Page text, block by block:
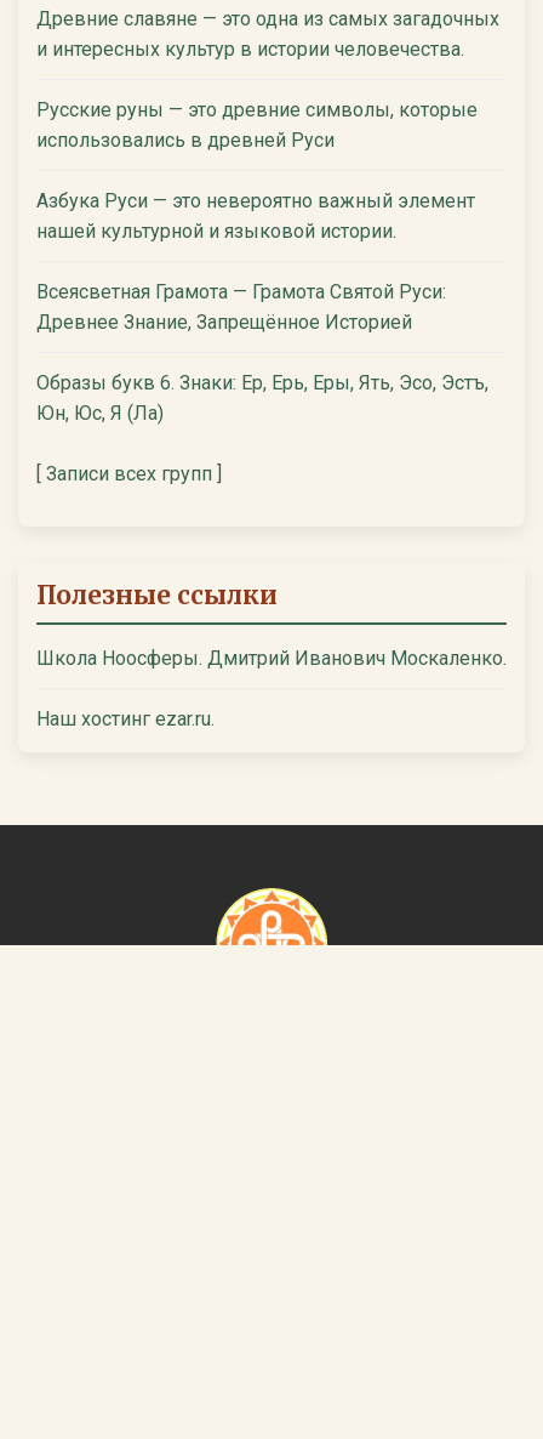
Древние славяне — это одна из самых загадочных
и интересных культур в истории человечества.
Русские руны — это древние символы, которые
использовались в древней Руси
Азбука Руси — это невероятно важный элемент
нашей культурной и языковой истории.
Всеясветная Грамота — Грамота Святой Руси:
Древнее Знание, Запрещённое Историей
Образы букв 6. Знаки: Ер, Ерь, Еры, Ять, Эсо, Эстъ,
Юн, Юс, Я (Ла)
[ Записи всех групп ]
Полезные ссылки
Школа Ноосферы. Дмитрий Иванович Москаленко.
Наш хостинг ezar.ru.